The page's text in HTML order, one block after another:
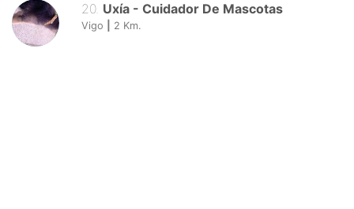
20. Uxía - Cuidador De Mascotas
Vigo 2 Km.